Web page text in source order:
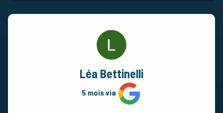
Léa Bettinelli
5 mois via